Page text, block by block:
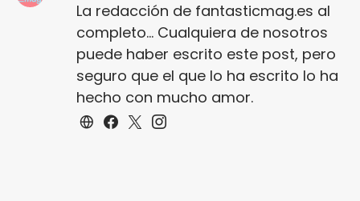
La redacción de fantasticmag.es al
completo... Cualquiera de nosotros
puede haber escrito este post, pero
seguro que el que lo ha escrito lo ha
hecho con mucho amor.